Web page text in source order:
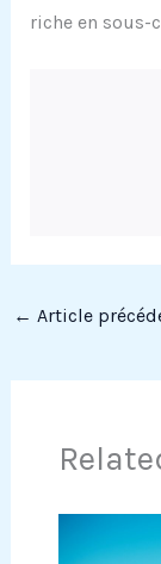
riche en sous-
← Article